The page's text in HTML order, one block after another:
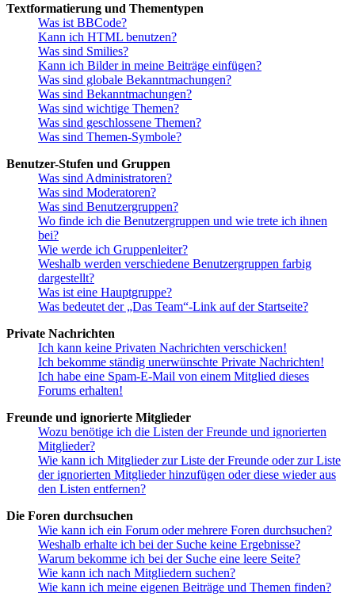
Textformatierung und Thementypen
Was ist BBCode?
Kann ich HTML benutzen?
Was sind Smilies?
Kann ich Bilder in meine Beiträge einfügen?
Was sind globale Bekanntmachungen?
Was sind Bekanntmachungen?
Was sind wichtige Themen?
Was sind geschlossene Themen?
Was sind Themen-Symbole?
Benutzer-Stufen und Gruppen
Was sind Administratoren?
Was sind Moderatoren?
Was sind Benutzergruppen?
Wo finde ich die Benutzergruppen und wie trete ich ihnen
bei?
Wie werde ich Gruppenleiter?
Weshalb werden verschiedene Benutzergruppen farbig
dargestellt?
Was ist eine Hauptgruppe?
Was bedeutet der „Das Team“-Link auf der Startseite?
Private Nachrichten
Ich kann keine Privaten Nachrichten verschicken!
Ich bekomme ständig unerwünschte Private Nachrichten!
Ich habe eine Spam-E-Mail von einem Mitglied dieses
Forums erhalten!
Freunde und ignorierte Mitglieder
Wozu benötige ich die Listen der Freunde und ignorierten
Mitglieder?
Wie kann ich Mitglieder zur Liste der Freunde oder zur Liste
der ignorierten Mitglieder hinzufügen oder diese wieder aus
den Listen entfernen?
Die Foren durchsuchen
Wie kann ich ein Forum oder mehrere Foren durchsuchen?
Weshalb erhalte ich bei der Suche keine Ergebnisse?
Warum bekomme ich bei der Suche eine leere Seite?
Wie kann ich nach Mitgliedern suchen?
Wie kann ich meine eigenen Beiträge und Themen finden?